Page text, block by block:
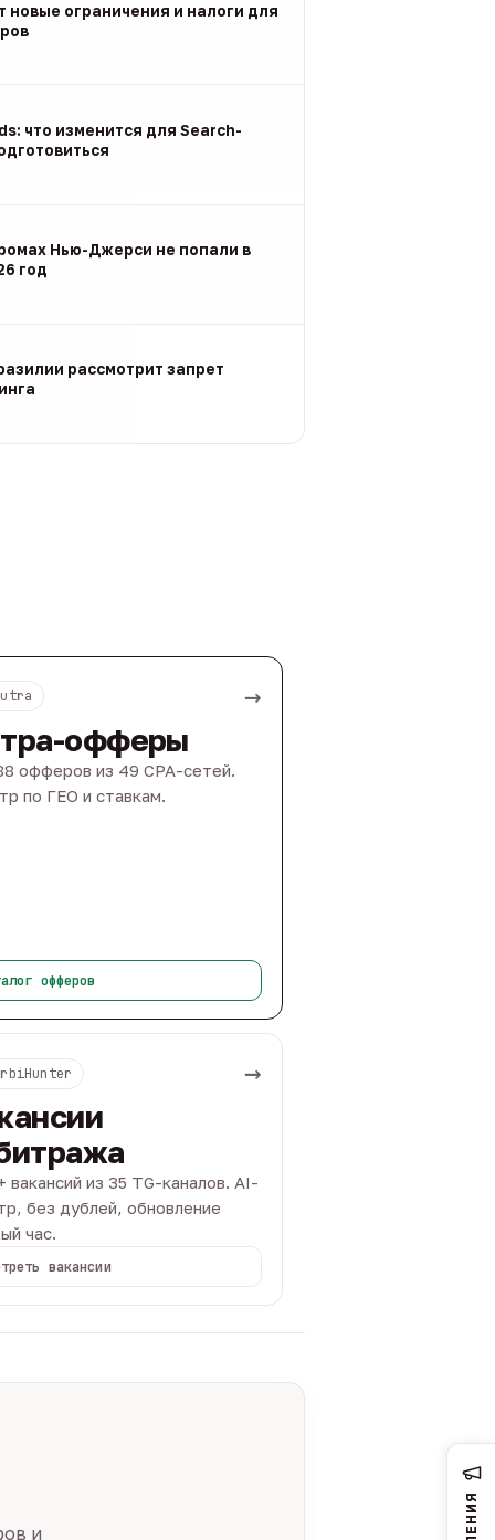
новые ограничения и налоги для
что изменится для Search-
Нью-Джерси не попали в
год
рассмотрит запрет
→
офферы
офферов из 49 CPA-сетей.
по ГЕО и ставкам.
офферов
→
вакансий из 35 TG-каналов. AI-
без дублей, обновление
час.
вакансии
и